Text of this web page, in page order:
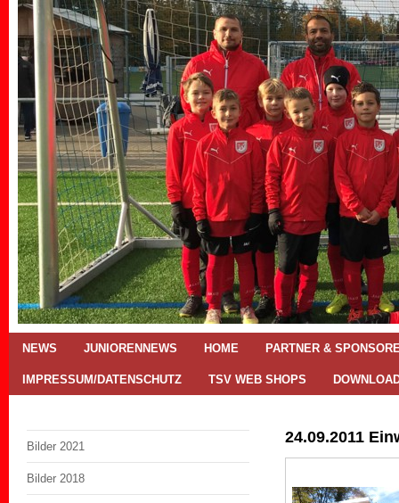
NEWS JUNIORENNEWS HOME PARTNER &
IMPRESSUM/DATENSCHUTZ TSV WEB SHOPS
Bilder 2021
Bilder 2018
24.09.2011